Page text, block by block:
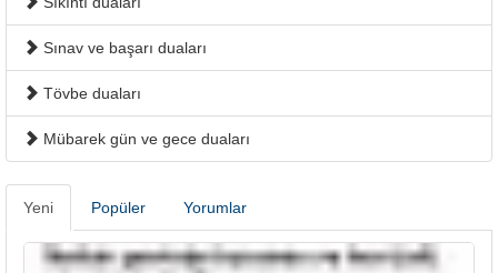
Sınav ve başarı duaları
Tövbe duaları
Mübarek gün ve gece duaları
Yeni Popüler Yorumlar